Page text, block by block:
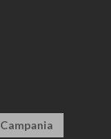
Campania